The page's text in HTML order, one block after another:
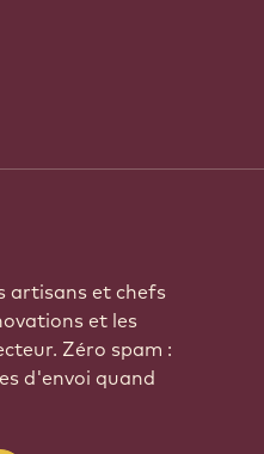
artisans et chefs
et les
Zéro spam :
d'envoi quand